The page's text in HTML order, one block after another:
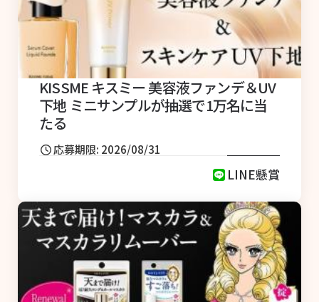
応募期限: 2026/08/31
KISSME キスミー 美容液ファンデ＆UV
下地 ミニサンプルが抽選で1万名に当
たる
LINE懸賞